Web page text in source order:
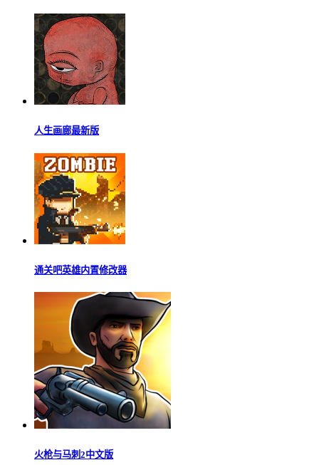
人生画廊最新版
通关吧英雄内置修改器
火枪与马刺2中文版